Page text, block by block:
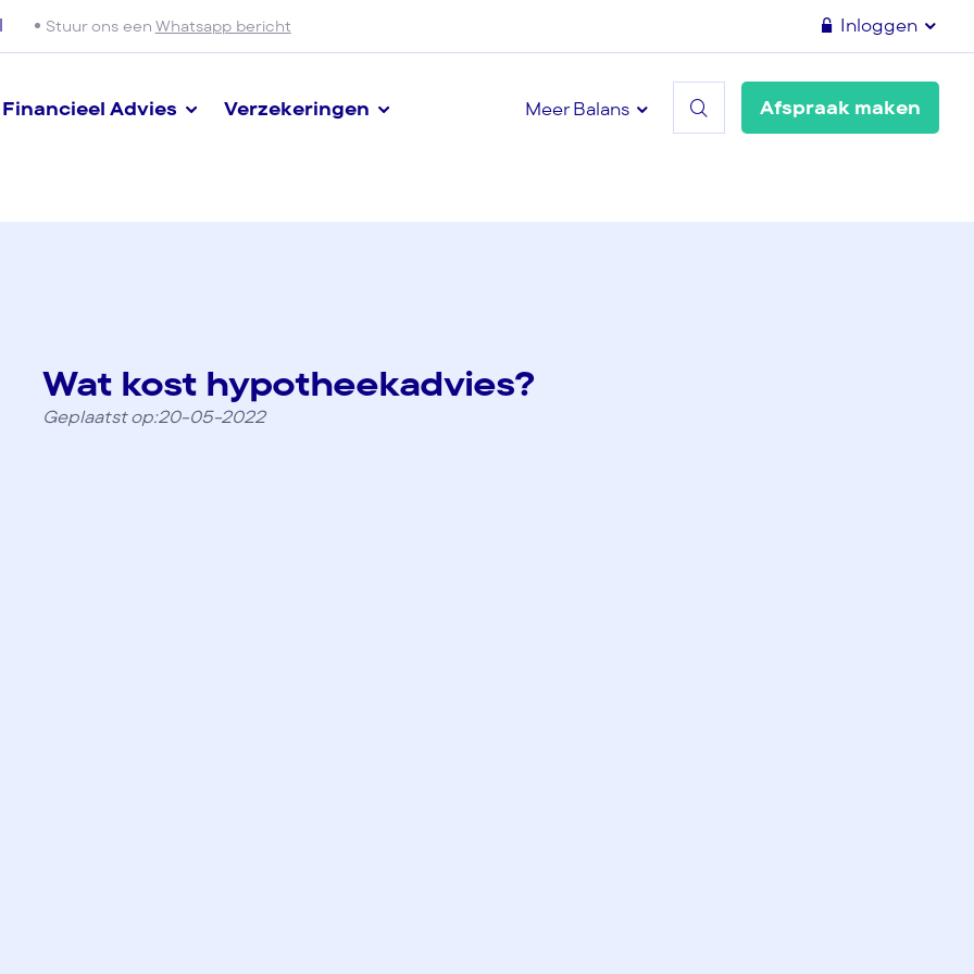
Stuur ons een Whatsapp bericht Inloggen
Financieel Advies Verzekeringen Afspraak maken
Meer Balans
Wat kost hypotheekadvies?
Geplaatst op:20-05-2022